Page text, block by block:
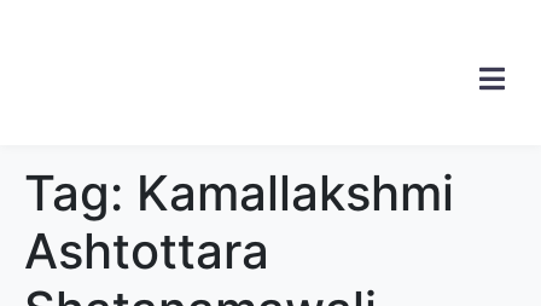
Tag: Kamallakshmi
Ashtottara